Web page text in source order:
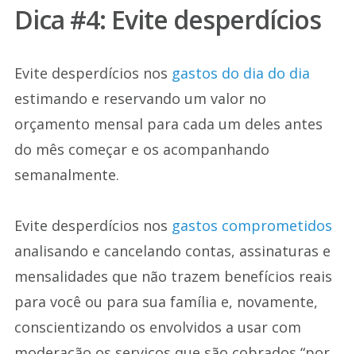
Dica #4: Evite desperdícios
Evite desperdícios nos gastos do dia do dia
estimando e reservando um valor no
orçamento mensal para cada um deles antes
do mês começar e os acompanhando
semanalmente.
Evite desperdícios nos gastos comprometidos
analisando e cancelando contas, assinaturas e
mensalidades que não trazem benefícios reais
para você ou para sua família e, novamente,
conscientizando os envolvidos a usar com